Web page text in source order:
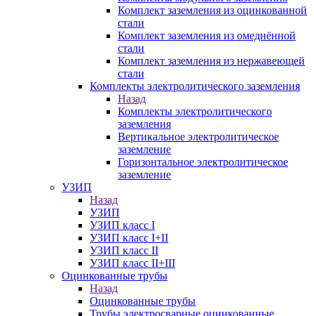
Комплект заземления из оцинкованной
стали
Комплект заземления из омеднённой
стали
Комплект заземления из нержавеющей
стали
Комплекты электролитического заземления
Назад
Комплекты электролитического
заземления
Вертикальное электролитическое
заземление
Горизонтальное электролитическое
заземление
УЗИП
Назад
УЗИП
УЗИП класс I
УЗИП класс I+II
УЗИП класс II
УЗИП класс II+III
Оцинкованные трубы
Назад
Оцинкованные трубы
Трубы электросварные оцинкованные